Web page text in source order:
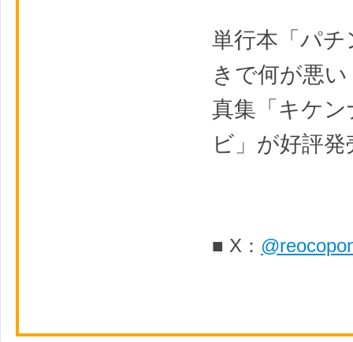
単行本「パ
きで何が悪
真集「キケ
ビ」が好評発
■ X：